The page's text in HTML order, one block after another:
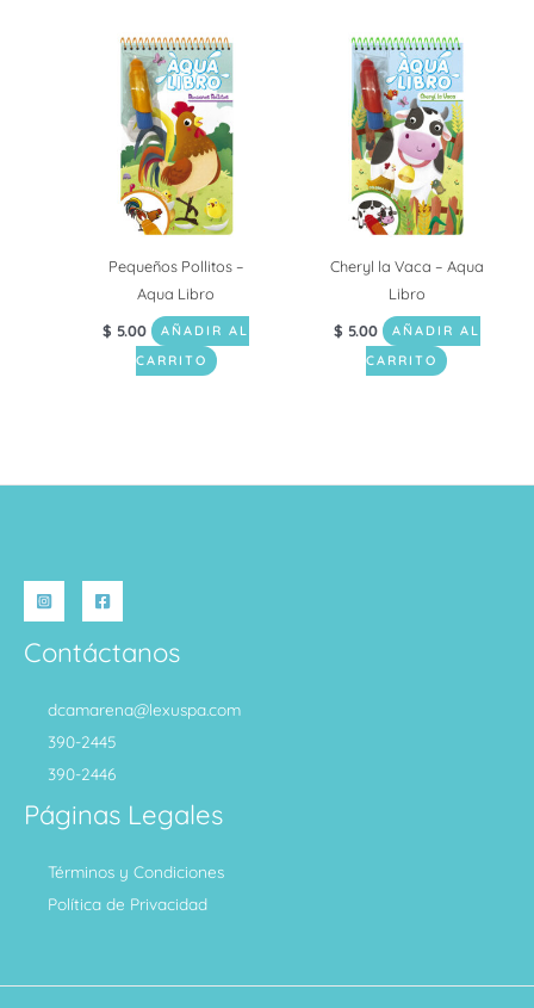
Pequeños Pollitos –
Aqua Libro
$ 5.00
AÑADIR AL
CARRITO
Cheryl la Vaca – Aqua
Libro
$ 5.00
AÑADIR AL
CARRITO
Contáctanos
dcamarena@lexuspa.com
390-2445
390-2446
Páginas Legales
Términos y Condiciones
Política de Privacidad